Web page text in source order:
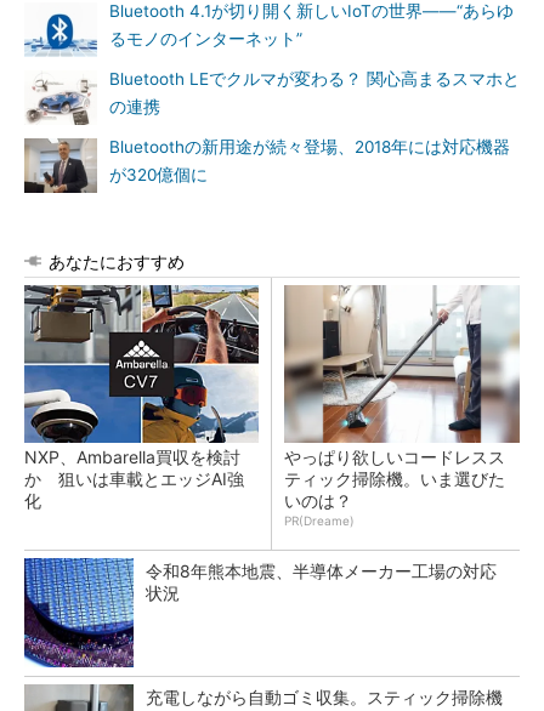
Bluetooth 4.1が切り開く新しいIoTの世界――“あらゆ
るモノのインターネット”
Bluetooth LEでクルマが変わる？ 関心高まるスマホと
の連携
Bluetoothの新用途が続々登場、2018年には対応機器
が320億個に
あなたにおすすめ
NXP、Ambarella買収を検討
か 狙いは車載とエッジAI強
化
やっぱり欲しいコードレスス
ティック掃除機。いま選びた
いのは？
PR(Dreame)
令和8年熊本地震、半導体メーカー工場の対応
状況
充電しながら自動ゴミ収集。スティック掃除機